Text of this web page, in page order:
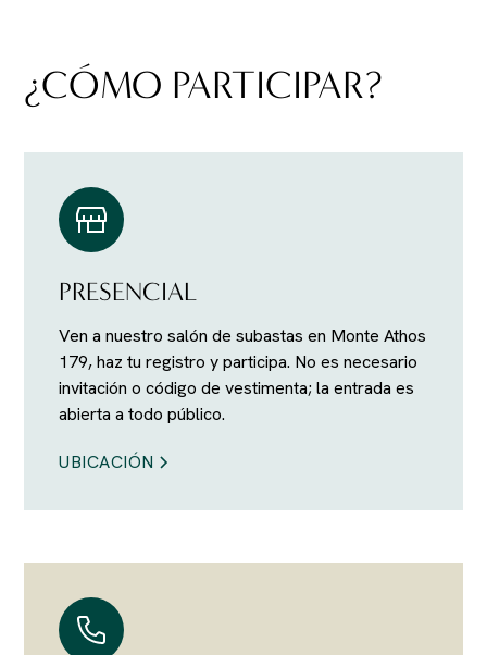
¿CÓMO PARTICIPAR?
PRESENCIAL
Ven a nuestro salón de subastas en Monte Athos
179, haz tu registro y participa. No es necesario
invitación o código de vestimenta; la entrada es
abierta a todo público.
UBICACIÓN